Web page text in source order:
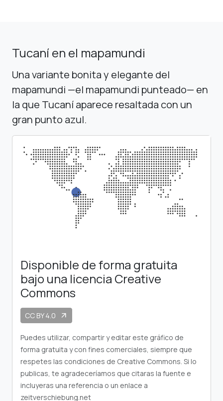
Tucaní en el mapamundi
Una variante bonita y elegante del
mapamundi —el mapamundi punteado— en
la que Tucaní aparece resaltada con un
gran punto azul.
Disponible de forma gratuita
bajo una licencia Creative
Commons
CC BY 4.0 arrow_outward
Puedes utilizar, compartir y editar este gráfico de
forma gratuita y con fines comerciales, siempre que
respetes las condiciones de Creative Commons. Si lo
publicas, te agradeceríamos que citaras la fuente e
incluyeras una referencia o un enlace a
zeitverschiebung.net